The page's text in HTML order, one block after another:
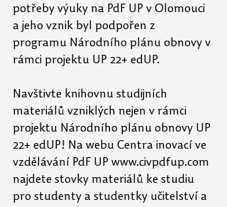
potřeby výuky na PdF UP v Olomouci
a jeho vznik byl podpořen z
programu Národního plánu obnovy v
rámci projektu UP 22+ edUP.
Navštivte knihovnu studijních
materiálů vzniklých nejen v rámci
projektu Národního plánu obnovy UP
22+ edUP! Na webu Centra inovací ve
vzdělávání PdF UP www.civpdfup.com
najdete stovky materiálů ke studiu
pro studenty a studentky učitelství a